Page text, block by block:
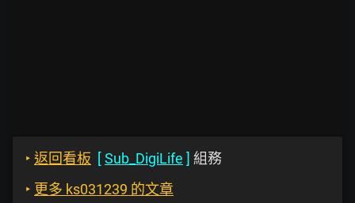
‣ 返回看板 [Sub_DigiLife ] 組務
‣ 更多 ks031239 的文章